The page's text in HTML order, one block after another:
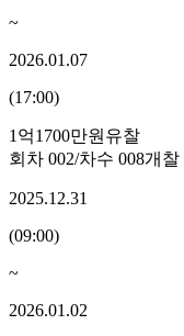
~
2026.01.07
(17:00)
1억1700만원 유찰
회차 002/차수 008개찰
2025.12.31
(09:00)
~
2026.01.02